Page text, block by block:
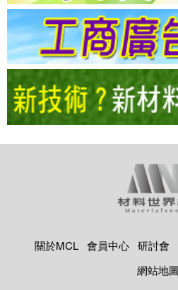
關於MCL 會員中心 研討會
網站地圖